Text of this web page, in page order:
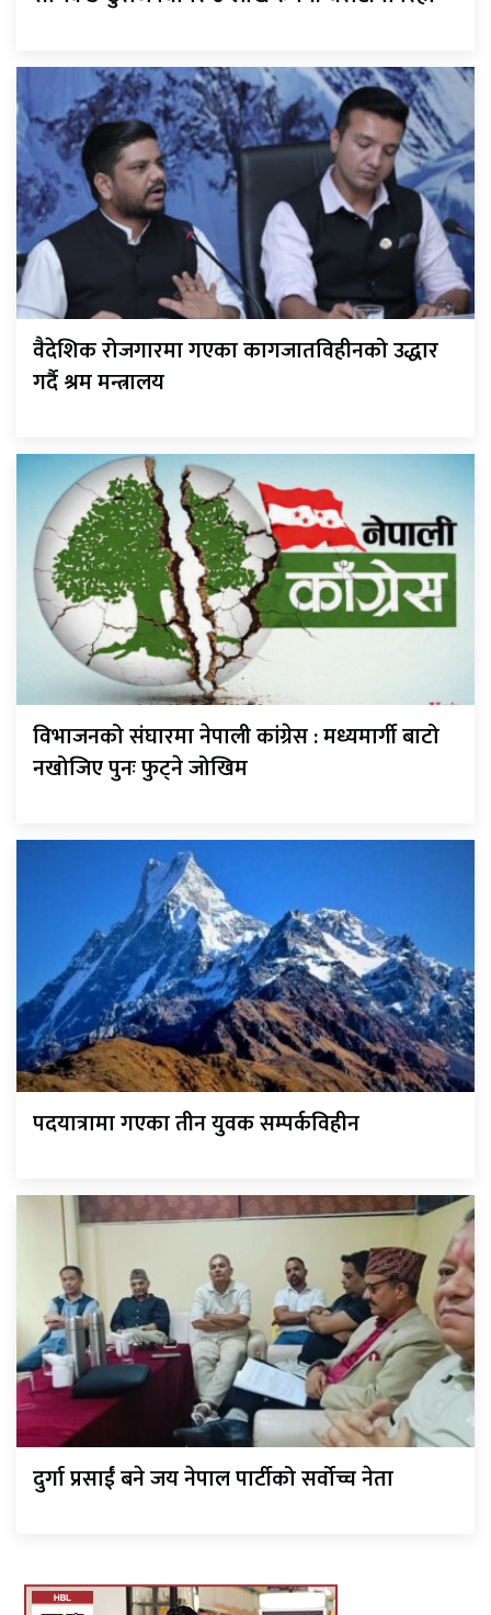
वैदेशिक रोजगारमा गएका कागजातविहीनको उद्धार
गर्दै श्रम मन्त्रालय
विभाजनको संघारमा नेपाली कांग्रेस : मध्यमार्गी बाटो
नखोजिए पुनः फुट्ने जोखिम
पदयात्रामा गएका तीन युवक सम्पर्कविहीन
दुर्गा प्रसाईं बने जय नेपाल पार्टीको सर्वोच्च नेता